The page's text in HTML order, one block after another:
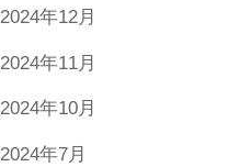
2024年12月
2024年11月
2024年10月
2024年7月